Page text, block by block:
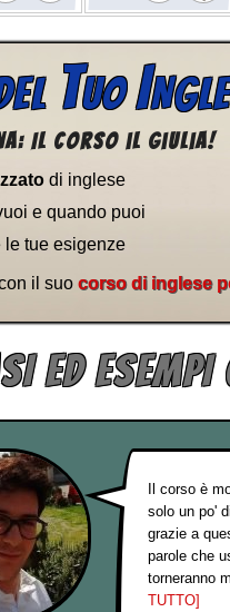
TUOI
Il corso il Giulia!
di inglese
e quando puoi
tue esigenze
il suo corso di inglese
ED ESEMPI
Il corso è
solo un po'
grazie a
parole che
torneranno
TUTTO]